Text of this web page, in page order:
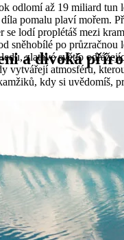
odlomí až 19 miliard tun
pomalu plaví mořem.
lodí proplétáš mezi
sněhobílé po průzračnou
zlatavé světlo
vytvářejí atmosféru,
kdy si uvědomíš,
a divoká